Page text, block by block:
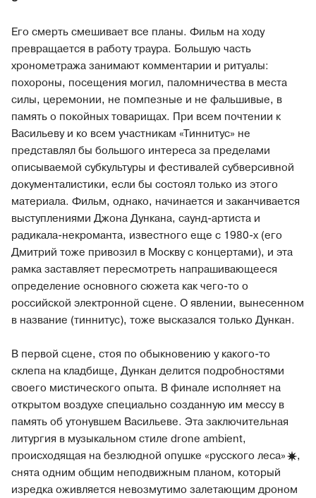
Его смерть смешивает все планы. Фильм на ходу
превращается в работу траура. Большую часть
хронометража занимают комментарии и ритуалы:
похороны, посещения могил, паломничества в места
силы, церемонии, не помпезные и не фальшивые, в
память о покойных товарищах. При всем почтении к
Васильеву и ко всем участникам «Тиннитус» не
представлял бы большого интереса за пределами
описываемой субкультуры и фестивалей субверсивной
документалистики, если бы состоял только из этого
материала. Фильм, однако, начинается и заканчивается
выступлениями Джона Дункана, саунд-артиста и
радикала-некроманта, известного еще с 1980-х (его
Дмитрий тоже привозил в Москву с концертами), и эта
рамка заставляет пересмотреть напрашивающееся
определение основного сюжета как чего-то о
российской электронной сцене. О явлении, вынесенном
в название (тиннитус), тоже высказался только Дункан.
В первой сцене, стоя по обыкновению у какого-то
склепа на кладбище, Дункан делится подробностями
своего мистического опыта. В финале исполняет на
открытом воздухе специально созданную им мессу в
память об утонувшем Васильеве. Эта заключительная
литургия в музыкальном стиле drone ambient,
происходящая на безлюдной опушке «русского леса»
,
снята одним общим неподвижным планом, который
изредка оживляется невозмутимо залетающим дроном